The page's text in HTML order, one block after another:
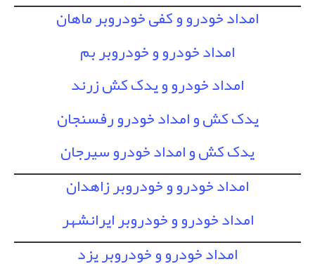
امداد خودرو و کفی خودروبر ماهان
امداد خودرو و خودروبر بم
امداد خودرو و یدک کش زرند
یدک کش و امداد خودرو رفسنجان
یدک کش و امداد خودرو سیرجان
امداد خودرو و خودروبر زاهدان
امداد خودرو و خودروبر ایرانشهر
امداد خودرو و خودروبر یزد